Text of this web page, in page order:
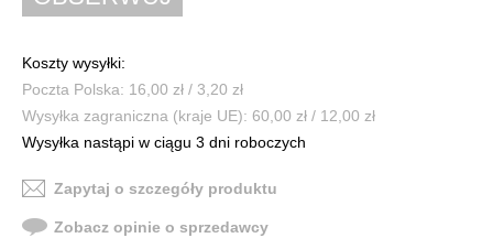
Koszty wysyłki:
Poczta Polska: 16,00 zł / 3,20 zł
Wysyłka zagraniczna (kraje UE): 60,00 zł / 12,00 zł
Wysyłka nastąpi w ciągu 3 dni roboczych
Zapytaj o szczegóły produktu
Zobacz opinie o sprzedawcy